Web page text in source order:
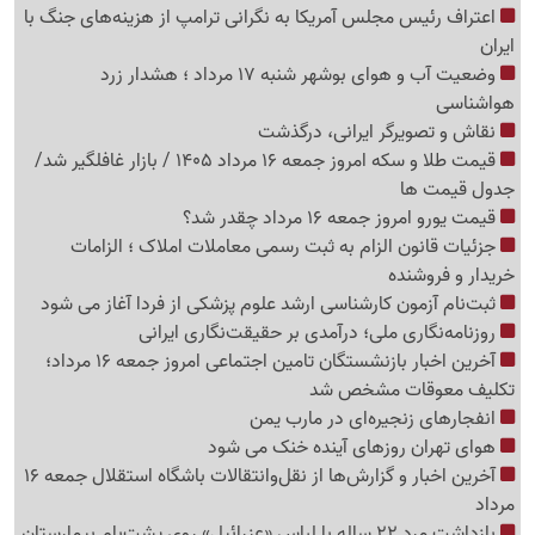
اعتراف رئیس مجلس آمریکا به نگرانی ترامپ از هزینه‌های جنگ با
ایران
وضعیت آب و هوای بوشهر شنبه 17 مرداد ؛ هشدار زرد
هواشناسی
نقاش و تصویرگر ایرانی، درگذشت
قیمت طلا و سکه امروز جمعه 16 مرداد 1405 / بازار غافلگیر شد/
جدول قیمت ها
قیمت یورو امروز جمعه 16 مرداد چقدر شد؟
جزئیات قانون الزام به ثبت رسمی معاملات املاک ؛ الزامات
خریدار و فروشنده
ثبت‌نام‌ آزمون کارشناسی ارشد علوم پزشکی از فردا آغاز می شود
روزنامه‌نگاری ملی؛ درآمدی بر حقیقت‌نگاری ایرانی
آخرین اخبار بازنشستگان تامین اجتماعی امروز جمعه 16 مرداد؛
تکلیف معوقات مشخص شد
انفجارهای زنجیره‌ای در مارب یمن
هوای تهران روزهای آینده خنک می شود
آخرین اخبار و گزارش‌ها از نقل‌وانتقالات باشگاه استقلال جمعه 16
مرداد